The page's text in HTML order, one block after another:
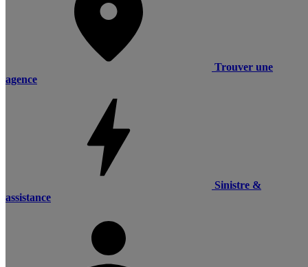
Trouver une
agence
Sinistre &
assistance